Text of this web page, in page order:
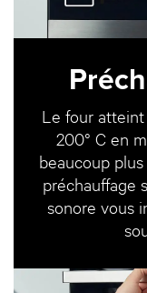
Le four
200° C en
beaucoup
préchauffage
sonore vous